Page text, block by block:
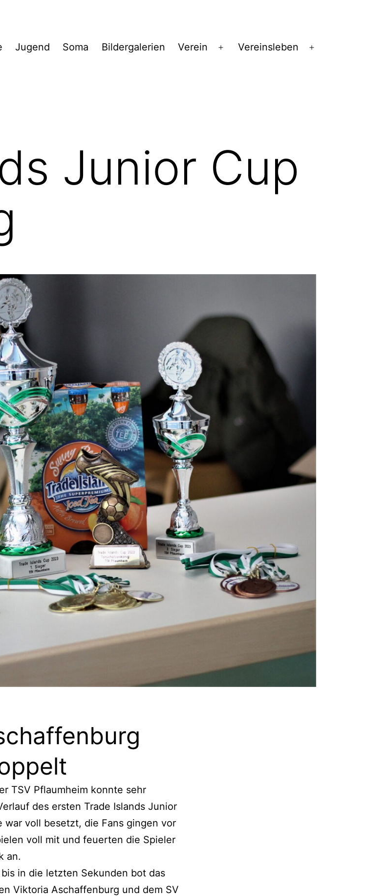
Jugend Soma Bildergalerien Verein
Menü
Vereinsleben
Junior Cup
TSV Pflaumheim konnte sehr
des ersten Trade Islands Junior
war voll besetzt, die Fans gingen vor
voll mit und feuerten die Spieler
an.
in die letzten Sekunden bot das
Viktoria Aschaffenburg und dem SV